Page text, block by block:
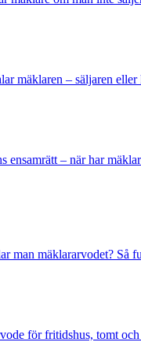
mäklaren – säljaren eller
ensamrätt – när har
man mäklararvodet? Så
för fritidshus, tomt